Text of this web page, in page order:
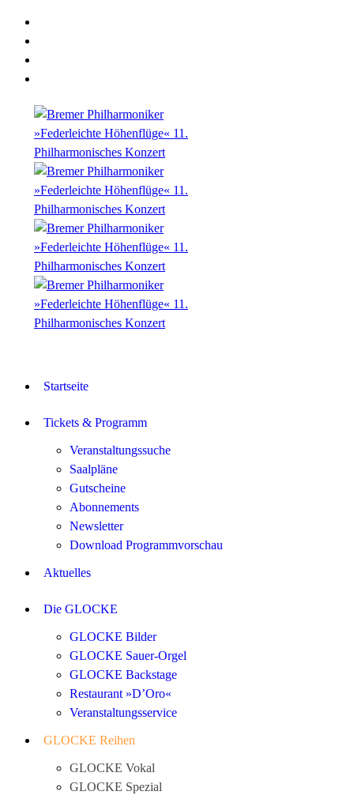
Startseite
Tickets & Programm
Veranstaltungssuche
Saalpläne
Gutscheine
Abonnements
Newsletter
Download Programmvorschau
Aktuelles
Die GLOCKE
GLOCKE Bilder
GLOCKE Sauer-Orgel
GLOCKE Backstage
Restaurant »D’Oro«
Veranstaltungsservice
GLOCKE Reihen
GLOCKE Vokal
GLOCKE Spezial